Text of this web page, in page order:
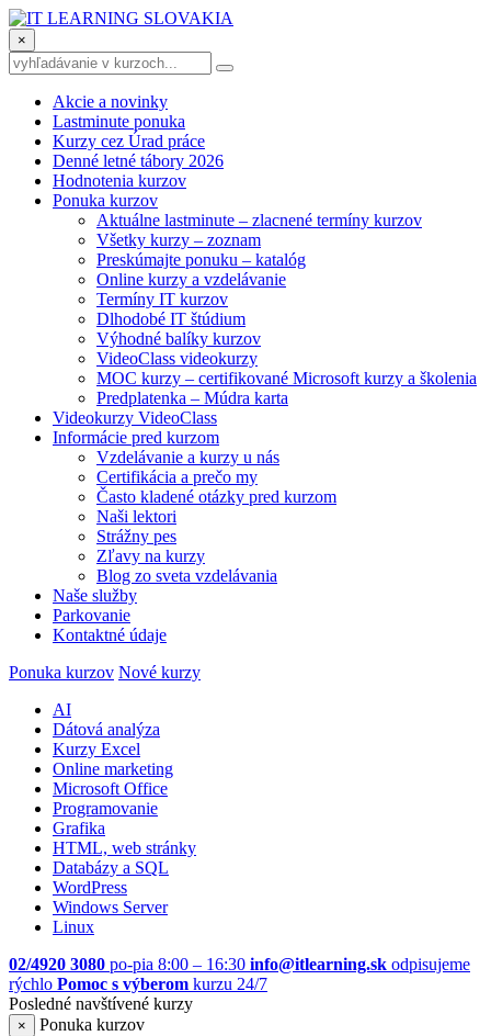
×
Akcie a novinky
Lastminute ponuka
Kurzy cez Úrad práce
Denné letné tábory 2026
Hodnotenia kurzov
Ponuka kurzov
Aktuálne lastminute – zlacnené termíny kurzov
Všetky kurzy – zoznam
Preskúmajte ponuku – katalóg
Online kurzy a vzdelávanie
Termíny IT kurzov
Dlhodobé IT štúdium
Výhodné balíky kurzov
VideoClass videokurzy
MOC kurzy – certifikované Microsoft kurzy a školenia
Predplatenka – Múdra karta
Videokurzy VideoClass
Informácie pred kurzom
Vzdelávanie a kurzy u nás
Certifikácia a prečo my
Často kladené otázky pred kurzom
Naši lektori
Strážny pes
Zľavy na kurzy
Blog zo sveta vzdelávania
Naše služby
Parkovanie
Kontaktné údaje
Ponuka kurzov Nové kurzy
AI
Dátová analýza
Kurzy Excel
Online marketing
Microsoft Office
Programovanie
Grafika
HTML, web stránky
Databázy a SQL
WordPress
Windows Server
Linux
02/4920 3080 po-pia 8:00 – 16:30 info@itlearning.sk odpisujeme
rýchlo Pomoc s výberom kurzu 24/7
Posledné navštívené kurzy
×
Ponuka kurzov